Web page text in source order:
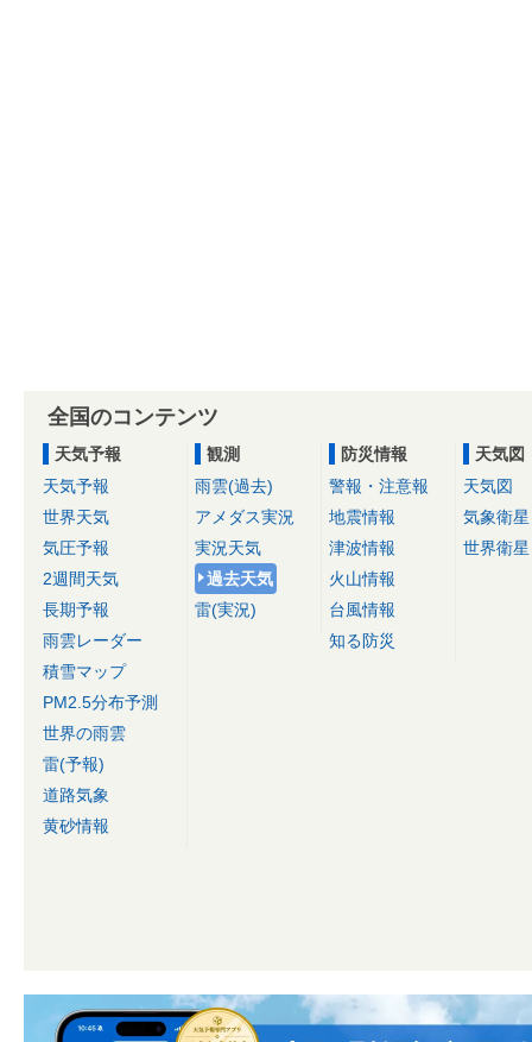
全国のコンテンツ
天気予報
天気予報
世界天気
気圧予報
2週間天気
長期予報
雨雲レーダー
積雪マップ
PM2.5分布予測
世界の雨雲
雷(予報)
道路気象
黄砂情報
観測
雨雲(過去)
アメダス実況
実況天気
過去天気
雷(実況)
防災情報
警報・注意報
地震情報
津波情報
火山情報
台風情報
知る防災
天気図
天気図
気象衛星
世界衛星